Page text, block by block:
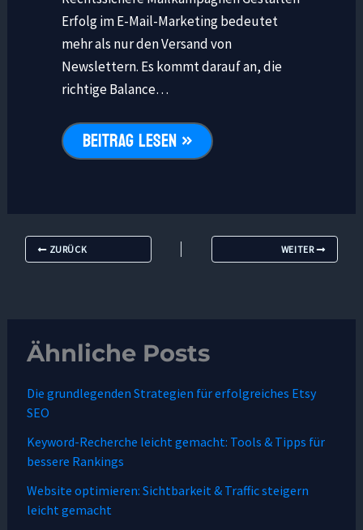
Erfolg im E-Mail-Marketing bedeutet
mehr als nur den Versand von
Newslettern. Es kommt darauf an, die
richtige Balance…
BEITRAG LESEN »
ZURÜCK WEITER
Ähnliche Posts
Die grundlegenden Strategien für erfolgreiches Etsy
SEO
Keyword-Recherche leicht gemacht: Tools & Tipps für
bessere Rankings
Website optimieren: Sichtbarkeit & Traffic steigern
leicht gemacht